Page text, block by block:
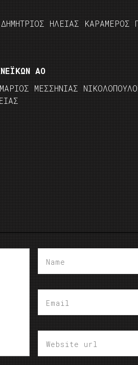
ΗΛΕΙΑΣ ΚΑΡΑΜΕΡΟΣ
ΑΟ
ΜΕΣΣΗΝΙΑΣ